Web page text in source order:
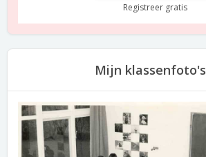
Registreer gratis
Mijn klassenfoto's